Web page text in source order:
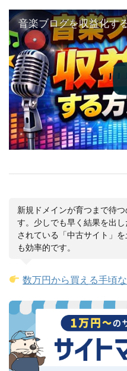
音楽ブログを収益化す
新規ドメインが育つまで待
す。少しでも早く結果を出
されている「中古サイト」
も効率的です。
数万円から買える手頃